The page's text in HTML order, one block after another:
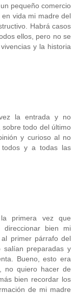
pequeño comercio
vida mi madre del
Habrá casos
ellos, pero no se
y la historia
la entrada y no
todo del último
y curioso al no
todos y a todas las
primera vez que
bien mi
primer párrafo del
salían preparadas y
Bueno, esto era
no quiero hacer de
bien recordar los
de mi madre